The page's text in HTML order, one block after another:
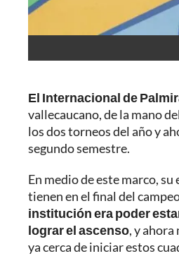
El Internacional de
vallecaucano, de la mano
los dos torneos del año y
segundo semestre.
En medio de este marco,
tienen en el final del
institución era poder
lograr el ascenso, y
ya cerca de iniciar estos